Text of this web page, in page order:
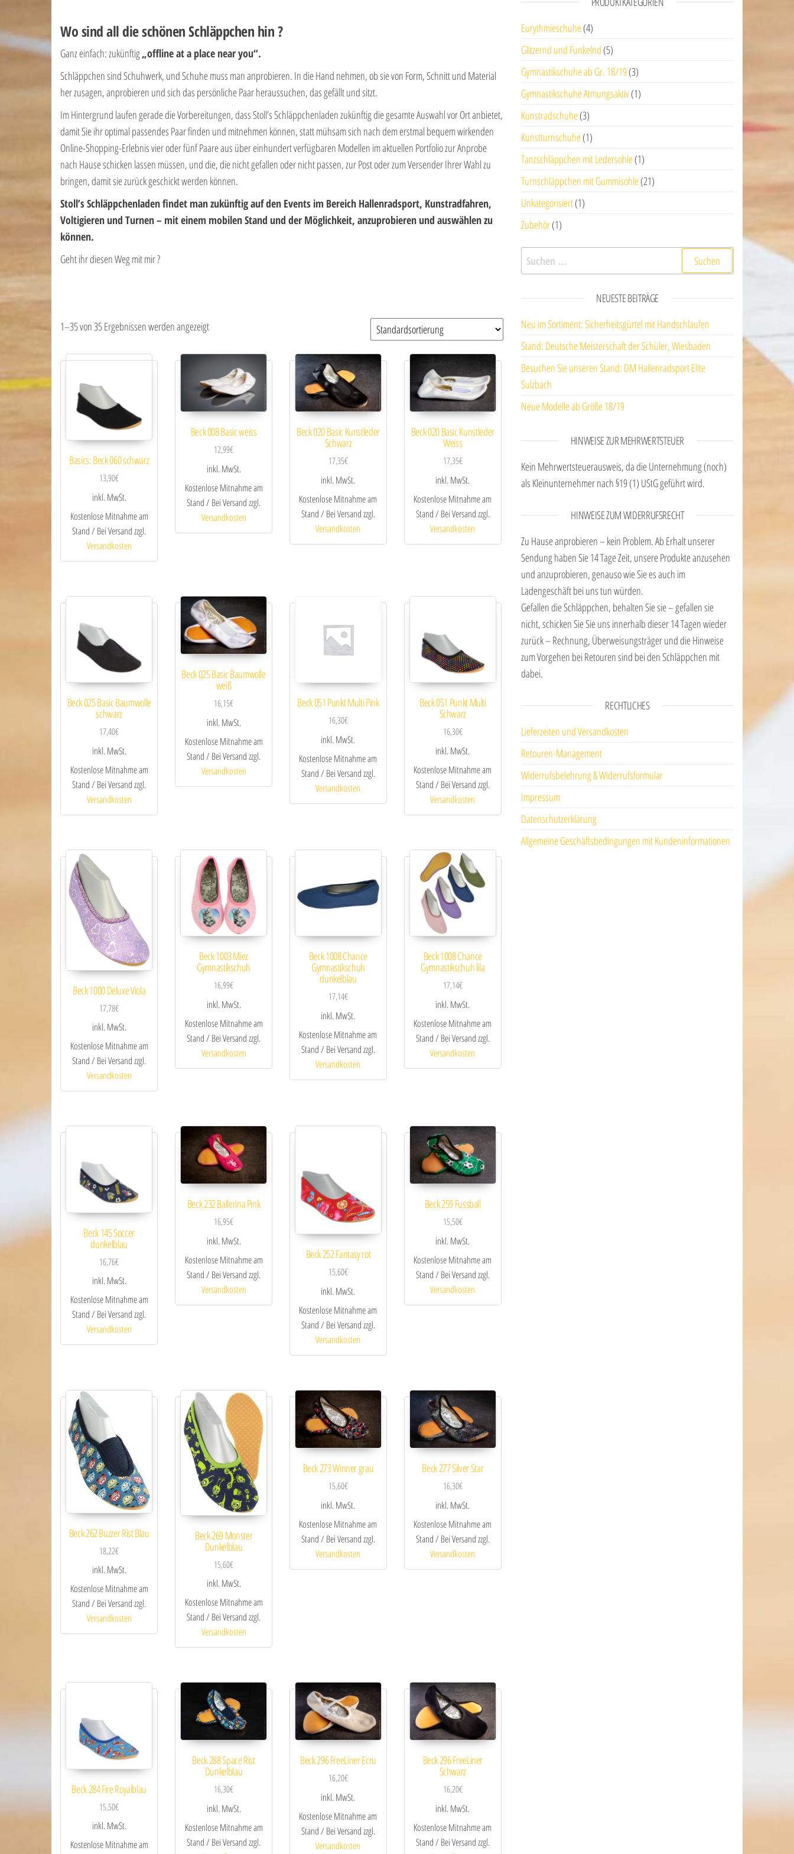
Wo sind all die schönen Schläppchen hin ?
Ganz einfach: zukünftig„offline at a place near you“.
Schläppchen sind Schuhwerk, und Schuhe muss man anprobieren. In die Hand nehmen, ob sie von Form, Schnitt und Material
her zusagen, anprobieren und sich das persönliche Paar heraussuchen, das gefällt und sitzt.
Im Hintergrund laufen gerade die Vorbereitungen, dass Stoll’s Schläppchenladen zukünftig die gesamte Auswahl vor Ort anbietet,
damit Sie ihr optimal passendes Paar finden und mitnehmen können, statt mühsam sich nach dem erstmal bequem wirkenden
Online-Shopping-Erlebnis vier oder fünf Paare aus über einhundert verfügbaren Modellen im aktuellen Portfolio zur Anprobe
nach Hause schicken lassen müssen, und die, die nicht gefallen oder nicht passen, zur Post oder zum Versender Ihrer Wahl zu
bringen, damit sie zurück geschickt werden können.
Stoll’s Schläppchenladen findet man zukünftig auf den Events im Bereich Hallenradsport, Kunstradfahren,
Voltigieren und Turnen – mit einem mobilen Stand und der Möglichkeit, anzuprobieren und auswählen zu
können.
Geht ihr diesen Weg mit mir ?
1–35 von 35 Ergebnissen werden angezeigt
Basics: Beck 060 schwarz
13,90€
inkl. MwSt.
Kostenlose Mitnahme am
Stand / Bei Versand zzgl.
Versandkosten
Beck 008 Basic weiss
12,99€
inkl. MwSt.
Kostenlose Mitnahme am
Stand / Bei Versand zzgl.
Versandkosten
Beck 020 Basic Kunstleder
Schwarz
17,35€
inkl. MwSt.
Kostenlose Mitnahme am
Stand / Bei Versand zzgl.
Versandkosten
Beck 020 Basic Kunstleder
Weiss
17,35€
inkl. MwSt.
Kostenlose Mitnahme am
Stand / Bei Versand zzgl.
Versandkosten
Beck 025 Basic Baumwolle
schwarz
17,40€
inkl. MwSt.
Kostenlose Mitnahme am
Stand / Bei Versand zzgl.
Versandkosten
Beck 025 Basic Baumwolle
weiß
16,15€
inkl. MwSt.
Kostenlose Mitnahme am
Stand / Bei Versand zzgl.
Versandkosten
Beck 051 Punkt Multi Pink
16,30€
inkl. MwSt.
Kostenlose Mitnahme am
Stand / Bei Versand zzgl.
Versandkosten
Beck 051 Punkt Multi
Schwarz
16,30€
inkl. MwSt.
Kostenlose Mitnahme am
Stand / Bei Versand zzgl.
Versandkosten
Beck 1000 Deluxe Viola
17,78€
inkl. MwSt.
Kostenlose Mitnahme am
Stand / Bei Versand zzgl.
Versandkosten
Beck 1003 Miez
Gymnastikschuh
16,99€
inkl. MwSt.
Kostenlose Mitnahme am
Stand / Bei Versand zzgl.
Versandkosten
Beck 1008 Chance
Gymnastikschuh
dunkelblau
17,14€
inkl. MwSt.
Kostenlose Mitnahme am
Stand / Bei Versand zzgl.
Versandkosten
Beck 1008 Chance
Gymnastikschuh lila
17,14€
inkl. MwSt.
Kostenlose Mitnahme am
Stand / Bei Versand zzgl.
Versandkosten
Beck 145 Soccer
dunkelblau
16,76€
inkl. MwSt.
Kostenlose Mitnahme am
Stand / Bei Versand zzgl.
Versandkosten
Beck 232 Ballerina Pink
16,95€
inkl. MwSt.
Kostenlose Mitnahme am
Stand / Bei Versand zzgl.
Versandkosten
Beck 252 Fantasy rot
15,60€
inkl. MwSt.
Kostenlose Mitnahme am
Stand / Bei Versand zzgl.
Versandkosten
Beck 259 Fussball
15,50€
inkl. MwSt.
Kostenlose Mitnahme am
Stand / Bei Versand zzgl.
Versandkosten
Beck 262 Buzzer Rist Blau
18,22€
inkl. MwSt.
Kostenlose Mitnahme am
Stand / Bei Versand zzgl.
Versandkosten
Beck 269 Monster
Dunkelblau
15,60€
inkl. MwSt.
Kostenlose Mitnahme am
Stand / Bei Versand zzgl.
Versandkosten
Beck 273 Winner grau
15,60€
inkl. MwSt.
Kostenlose Mitnahme am
Stand / Bei Versand zzgl.
Versandkosten
Beck 277 Silver Star
16,30€
inkl. MwSt.
Kostenlose Mitnahme am
Stand / Bei Versand zzgl.
Versandkosten
Beck 284 Fire Royalblau
15,50€
inkl. MwSt.
Kostenlose Mitnahme am
Beck 288 Space Rist
Dunkelblau
16,30€
inkl. MwSt.
Kostenlose Mitnahme am
Stand / Bei Versand zzgl.
Beck 296 FreeLiner Ecru
16,20€
inkl. MwSt.
Kostenlose Mitnahme am
Stand / Bei Versand zzgl.
Versandkosten
Beck 296 FreeLiner
Schwarz
16,20€
inkl. MwSt.
Kostenlose Mitnahme am
Stand / Bei Versand zzgl.
Eurythmieschuhe(4)
Glitzernd und Funkelnd (5)
Gymnastikschuhe ab Gr. 18/19(3)
Gymnastikschuhe Atmungsaktiv(1)
Kunstradschuhe(3)
Kunstturnschuhe(1)
Tanzschläppchen mit Ledersohle(1)
Turnschläppchen mit Gummisohle(21)
Unkategorisiert(1)
Zubehör(1)
Suchen nach:
NEUESTE BEITRÄGE
Neu im Sortiment: Sicherheitsgürtel mit Handschlaufen
Stand: Deutsche Meisterschaft der Schüler, Wiesbaden
Besuchen Sie unseren Stand: DM Hallenradsport Elite
Sulzbach
Neue Modelle ab Größe 18/19
HINWEISE ZUR MEHRWERTSTEUER
Kein Mehrwertsteuerausweis, da die Unternehmung (noch)
als Kleinunternehmer nach §19 (1) UStG geführt wird.
HINWEISE ZUM WIDERRUFSRECHT
Zu Hause anprobieren – kein Problem. Ab Erhalt unserer
Sendung haben Sie 14 Tage Zeit, unsere Produkte anzusehen
und anzuprobieren, genauso wie Sie es auch im
Ladengeschäft bei uns tun würden.
Gefallen die Schläppchen, behalten Sie sie – gefallen sie
nicht, schicken Sie Sie uns innerhalb dieser 14 Tagen wieder
zurück – Rechnung, Überweisungsträger und die Hinweise
zum Vorgehen bei Retouren sind bei den Schläppchen mit
dabei.
RECHTLICHES
Lieferzeiten und Versandkosten
Retouren-Management
Widerrufsbelehrung & Widerrufsformular
Impressum
Datenschutzerklärung
Allgemeine Geschäftsbedingungen mit Kundeninformationen